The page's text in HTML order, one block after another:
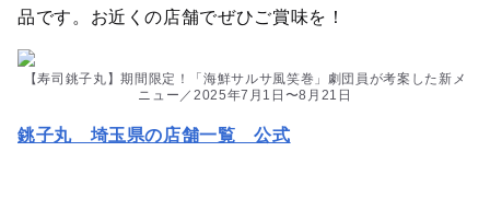
品です。お近くの店舗でぜひご賞味を！
【寿司銚子丸】期間限定！「海鮮サルサ風笑巻」劇団員が考案した新メ
ニュー／2025年7月1日〜8月21日
銚子丸 埼玉県の店舗一覧 公式